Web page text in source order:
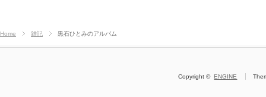
Home 雑記 黒石ひとみのアルバム
Copyright ©ENGINE